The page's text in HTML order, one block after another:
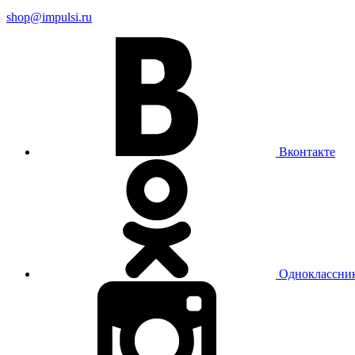
shop@impulsi.ru
Вконтакте